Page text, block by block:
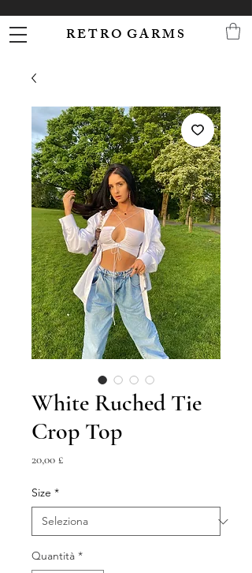
R E T R O G A R M S
White Ruched Tie
Crop Top
20,00 £Prezzo
Size *
Quantità *